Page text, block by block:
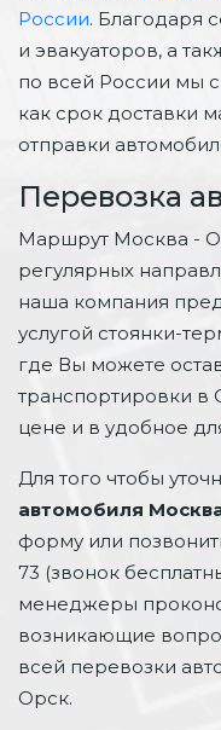
России. Благодаря
и эвакуаторов, а
по всей России мы
как срок доставки
отправки
Перевозка
Маршрут Москва -
регулярных
наша компания
услугой стоянки-
где Вы можете
транспортировки в
цене и в удобное
Для того чтобы
автомобиля
форму или
73 (звонок
менеджеры
возникающие
всей перевозки
Орск.